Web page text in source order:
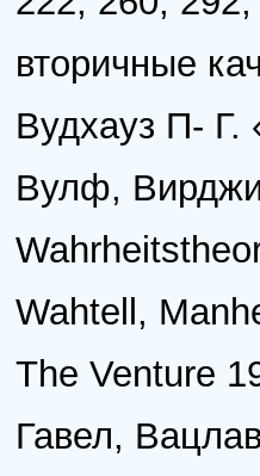
вторичные
Вудхауз П- Г.
Вулф,
Wahtell,
The Venture
Гавел,